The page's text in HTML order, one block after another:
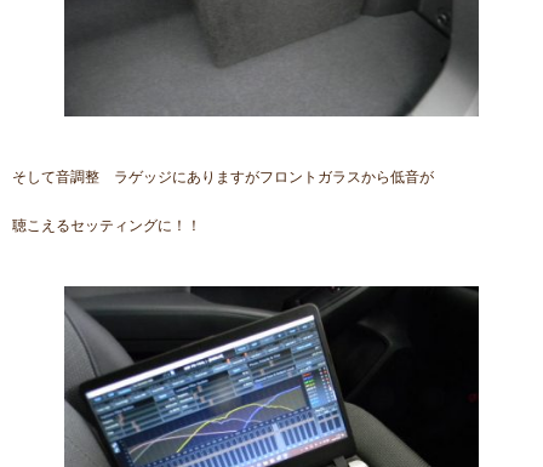
そして音調整 ラゲッジにありますがフロントガラスから低音が
聴こえるセッティングに！！